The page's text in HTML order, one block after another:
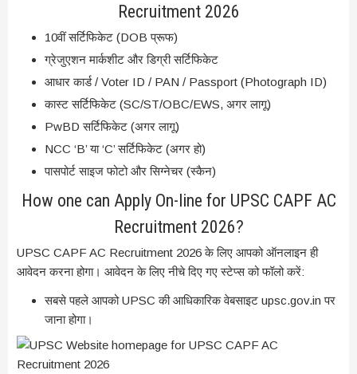
Recruitment 2026
10वीं सर्टिफिकेट (DOB प्रूफ)
ग्रेजुएशन मार्कशीट और डिग्री सर्टिफिकेट
आधार कार्ड / Voter ID / PAN / Passport (Photograph ID)
कास्ट सर्टिफिकेट (SC/ST/OBC/EWS, अगर लागू)
PwBD सर्टिफिकेट (अगर लागू)
NCC ‘B’ या ‘C’ सर्टिफिकेट (अगर हो)
पासपोर्ट साइज फोटो और सिग्नेचर (स्कैन)
How one can Apply On-line for UPSC CAPF AC
Recruitment 2026?
UPSC CAPF AC Recruitment 2026 के लिए आपको ऑनलाइन ही
आवेदन करना होगा। आवेदन के लिए नीचे दिए गए स्टेप्स को फॉलो करें:
सबसे पहले आपको UPSC की आधिकारिक वेबसाइट upsc.gov.in पर
जाना होगा।